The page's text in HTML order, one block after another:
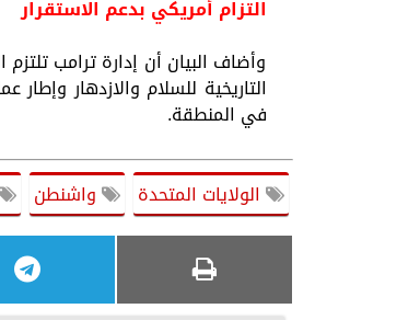
التزام أمريكي بدعم الاستقرار
وأضاف البيان أن إدارة ترامب
التاريخية للسلام والازدهار
في المنطقة.
الولايات المتحدة واشنطن